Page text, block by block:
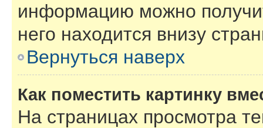
информацию можно
него находится внизу
Вернуться наверх
Как поместить картинку
На страницах просмотра